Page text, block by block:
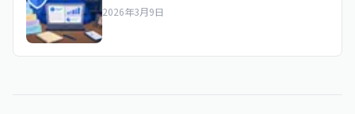
2026年3月9日